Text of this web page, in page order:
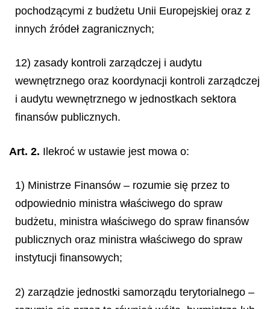
pochodzącymi z budżetu Unii Europejskiej oraz z
innych źródeł zagranicznych;
12) zasady kontroli zarządczej i audytu
wewnętrznego oraz koordynacji kontroli zarządczej
i audytu wewnętrznego w jednostkach sektora
finansów publicznych.
Art. 2. Ilekroć w ustawie jest mowa o:
1) Ministrze Finansów – rozumie się przez to
odpowiednio ministra właściwego do spraw
budżetu, ministra właściwego do spraw finansów
publicznych oraz ministra właściwego do spraw
instytucji finansowych;
2) zarządzie jednostki samorządu terytorialnego –